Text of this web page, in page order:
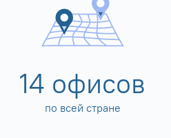
14 офисов
по всей стране